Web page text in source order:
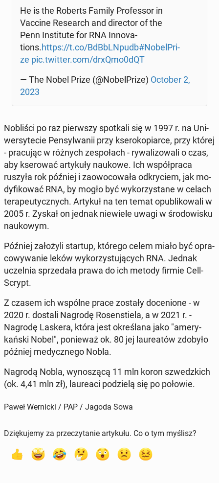
He is the Roberts Family Pro­fes­sor in
Vaccine Re­se­arch and di­rec­tor of the
Penn In­sti­tu­te for RNA In­no­va­
tions.https://t.co/BdB­bLN­pudb#No­bel­Pri­
ze pic.twitter.com/drxQmo0dQT
— The Nobel Prize (@No­bel­Pri­ze) October 2,
2023
No­bli­ści po raz pierw­szy spo­tka­li się w 1997 r. na Uni­
wer­sy­te­cie Pen­syl­wa­nii przy kse­ro­ko­piar­ce, przy której
- pra­cu­jąc w różnych ze­spo­łach - ry­wa­li­zo­wa­li o czas,
aby kse­ro­wać ar­ty­ku­ły naukowe. Ich współ­pra­ca
ruszyła rok później i za­owo­co­wa­ła od­kry­ciem, jak mo­
dy­fi­ko­wać RNA, by mogło być wy­ko­rzy­sta­ne w celach
te­ra­peu­tycz­nych. Artykuł na ten temat opu­bli­ko­wa­li w
2005 r. Zyskał on jednak nie­wie­le uwagi w śro­do­wi­sku
na­uko­wym.
Później za­ło­ży­li startup, którego celem miało być opra­
co­wy­wa­nie leków wy­ko­rzy­stu­ją­cych RNA. Jednak
uczel­nia sprze­da­ła prawa do ich metody firmie Cel­l­
Scrypt.
Z czasem ich wspólne prace zostały do­ce­nio­ne - w
2020 r. dostali Nagrodę Ro­sen­stie­la, a w 2021 r. -
Nagrodę Laskera, która jest okre­śla­na jako "ame­ry­
kań­ski Nobel", po­nie­waż ok. 80 jej lau­re­atów zdobyło
później me­dycz­ne­go Nobla.
Nagrodą Nobla, wy­no­szą­cą 11 mln koron szwedz­kich
(ok. 4,41 mln zł), lau­re­aci po­dzie­lą się po połowie.
Paweł Wernicki / PAP / Jagoda Sowa
Dziękujemy za przeczytanie artykułu. Co o tym myślisz?